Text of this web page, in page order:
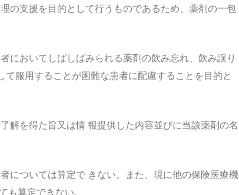
の支援を目的として行うものであるため、薬剤の一包
においてしばしばみられる薬剤の飲み忘れ、飲み誤り
服用することが困難な患者に配慮することを目的と
解を得た旨又は情 報提供した内容並びに当該薬剤の名
については算定で きない。また、現に他の保険医療機
も算定できない。